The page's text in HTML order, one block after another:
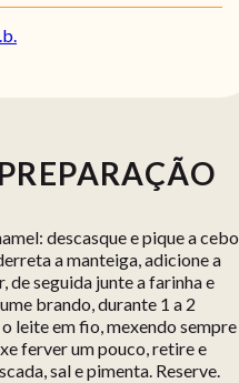
descasque e pique a
a manteiga, adicione a
de seguida junte a farinha e
brando, durante 1 a 2
leite em fio, mexendo sempre
ferver um pouco, retire e
sal e pimenta. Reserve.